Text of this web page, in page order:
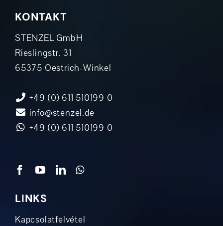
KONTAKT
STENZEL GmbH
Rieslingstr. 31
65375 Oestrich-Winkel
+49 (0) 611 510199 0
info@stenzel.de
+49 (0) 611 510199 0
LINKS
Kapcsolatfelvétel